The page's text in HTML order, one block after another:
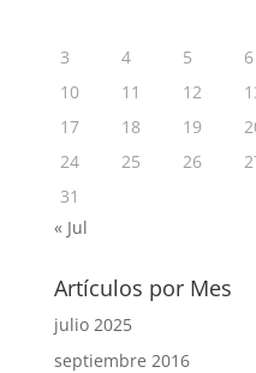
3
4 5 6
10
11 12
17
18 19
24
25 26
31
« Jul
Artículos por Mes
julio 2025
septiembre 2016